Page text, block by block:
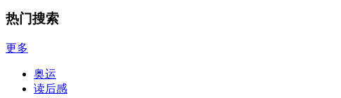
热门搜索
更多
奥运
读后感